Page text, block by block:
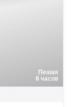
Пешая
6 часов